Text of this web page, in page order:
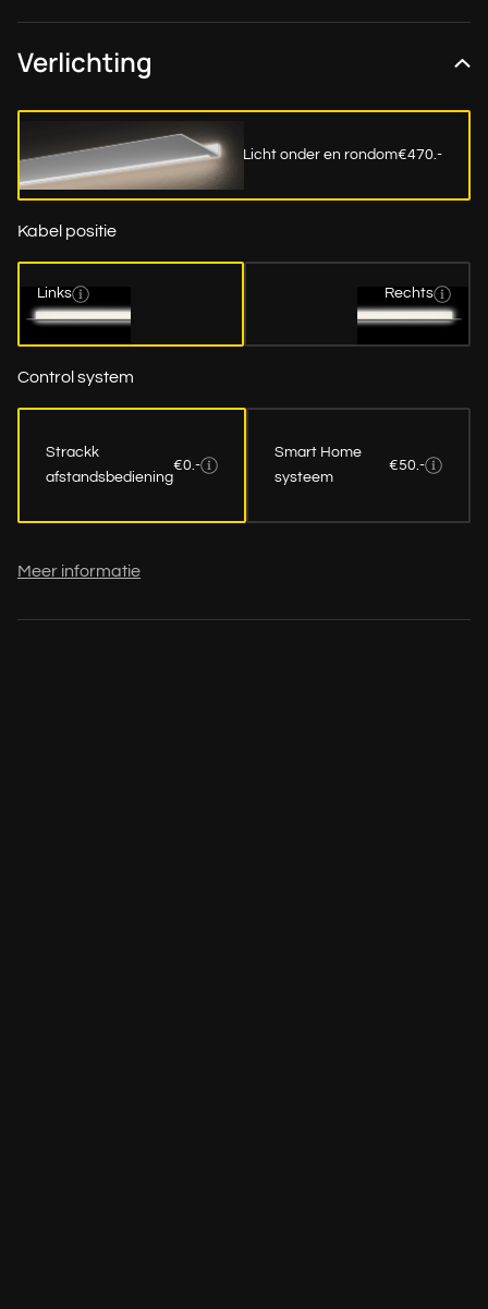
Verlichting
Licht onder en rondom€470.-
Kabel positie
Links Rechts
Control system
Strackk
afstandsbediening
€0.-
Smart Home
systeem
€50.-
Meer informatie